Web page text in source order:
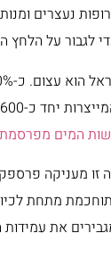
נעצרים
המים מפרסמת
זו מעניקה
מתחת
את